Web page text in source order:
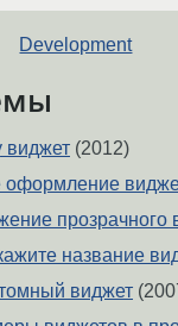
Development
виджет (2012)
оформление
прозрачного
название
виджет